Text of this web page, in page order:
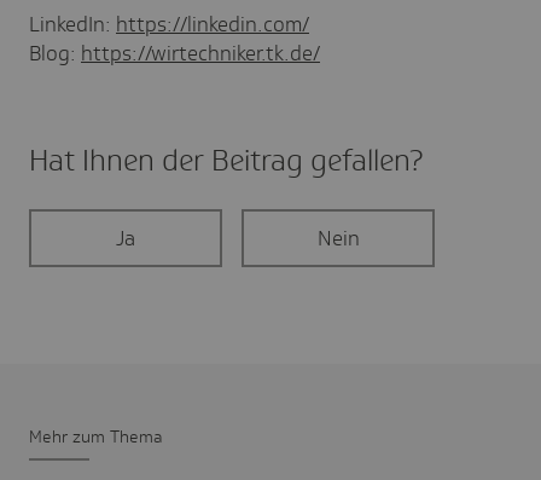
LinkedIn: https://linkedin.com/
Blog: https://wirtechniker.tk.de/
Hat Ihnen der Beitrag gefal­len?
Ja Nein
Mehr zum Thema